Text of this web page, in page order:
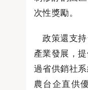
次性獎勵。
政策還支持
產業發展，
過省供銷社
農台企直供